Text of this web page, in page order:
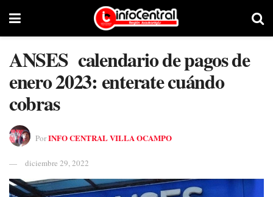
ANSES calendario de pagos de
enero 2023: enterate cuándo
cobras
PorINFO CENTRAL VILLA OCAMPO
diciembre 29, 2022